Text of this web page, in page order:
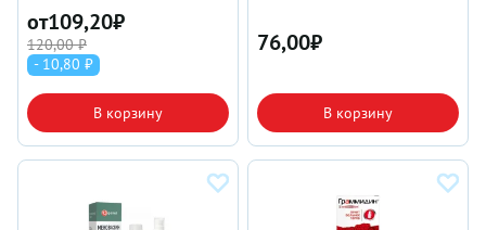
от109,20₽
120,00 ₽
- 10,80 ₽
В корзину
76,00₽
В корзину